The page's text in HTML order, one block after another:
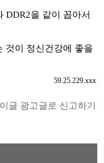
DDR2을 같이 꼽아서
것이 정신건강에 좋을
59.25.229.xxx
이글 광고글로 신고하기